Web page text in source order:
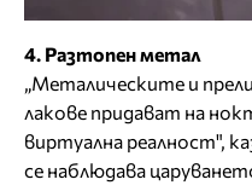
4. Разтопен метал
„Металическите и
лакове придават на
виртуална реалност",
се наблюдава